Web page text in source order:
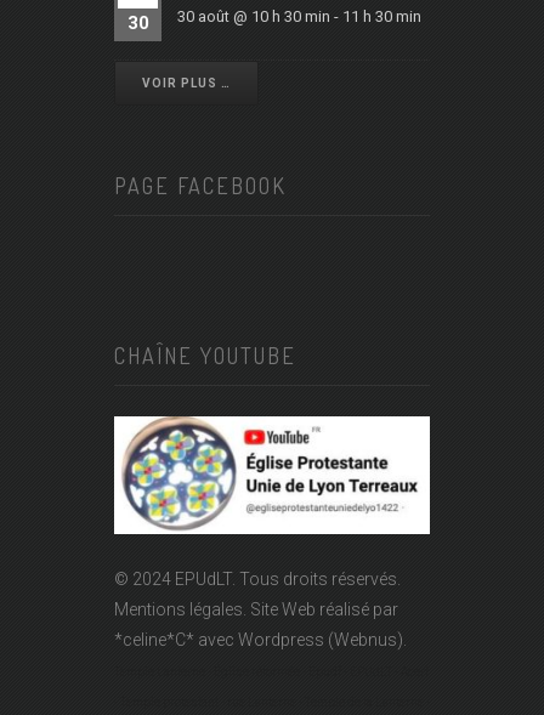
30 30 août @ 10 h 30 min - 11 h 30 min
VOIR PLUS …
PAGE FACEBOOK
CHAÎNE YOUTUBE
© 2024 EPUdLT. Tous droits réservés.
Mentions légales. Site Web réalisé par
*celine*C* avec Wordpress (Webnus).